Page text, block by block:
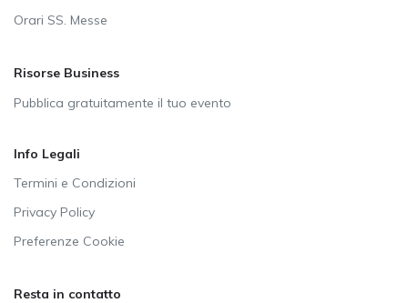
Orari SS. Messe
Risorse Business
Pubblica gratuitamente il tuo evento
Info Legali
Termini e Condizioni
Privacy Policy
Preferenze Cookie
Resta in contatto